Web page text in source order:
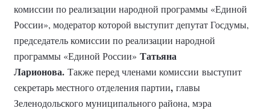
комиссии по реализации народной программы «Единой
России», модератор которой выступит депутат Госдумы,
председатель комиссии по реализации народной
программы «Единой России» Татьяна
Ларионова. Также перед членами комиссии выступит
секретарь местного отделения партии, главы
Зеленодольского муниципального района, мэра